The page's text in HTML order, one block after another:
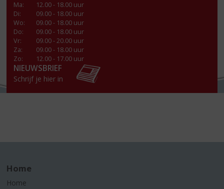
Ma:
12.00 - 18.00 uur
Di:
09.00 - 18.00 uur
Wo:
09.00 - 18.00 uur
Do:
09.00 - 18.00 uur
Vr:
09.00 - 20.00 uur
Za:
09.00 - 18.00 uur
Zo:
12.00 - 17.00 uur
NIEUWSBRIEF
Schrijf je hier in
Home
Home